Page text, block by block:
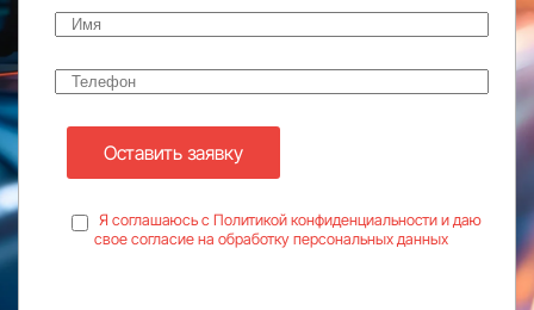
Оставить заявку
Я соглашаюсь с Политикой конфиденциальности и даю
свое согласие на обработку персональных данных